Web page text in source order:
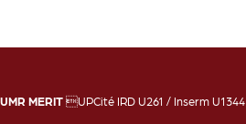
UMR MERIT UPCité IRD U261 / Inserm U1344